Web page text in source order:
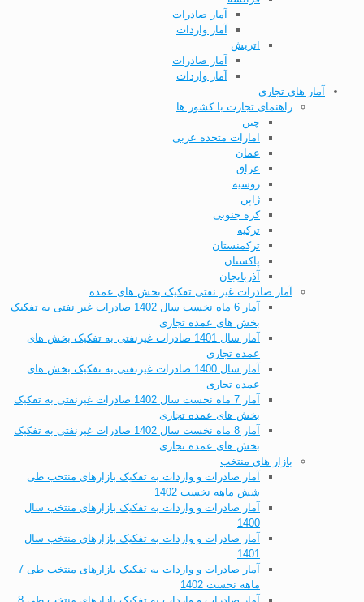
آمار صادرات
آمار واردات
اتریش
آمار صادرات
آمار واردات
آمار های تجاری
راهنمای تجارت با کشور ها
چین
امارات متحده عربی
عمان
عراق
روسیه
ژاپن
کره جنوبی
ترکیه
ترکمنستان
پاکستان
آذربایجان
آمار صادرات غیر نفتی تفکیک بخش های عمده
آمار 6 ماه نخست سال 1402 صادرات غیر نفتی به تفکیک
بخش های عمده تجاری
آمار سال 1401 صادرات غیرنفتی به تفکیک بخش های
عمده تجاری
آمار سال 1400 صادرات غیرنفتی به تفکیک بخش های
عمده تجاری
آمار 7 ماه نخست سال 1402 صادرات غیرنفتی به تفکیک
بخش های عمده تجاری
آمار 8 ماه نخست سال 1402 صادرات غیرنفتی به تفکیک
بخش های عمده تجاری
بازار های منتخب
آمار صادرات و واردات به تفکیک بازارهای منتخب طی
شش ماهه نخست 1402
آمار صادرات و واردات به تفکیک بازارهای منتخب سال
1400
آمار صادرات و واردات به تفکیک بازارهای منتخب سال
1401
آمار صادرات و واردات به تفکیک بازارهای منتخب طی 7
ماهه نخست 1402